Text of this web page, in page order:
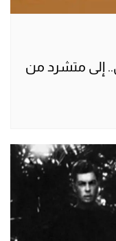
إلى متشرد من